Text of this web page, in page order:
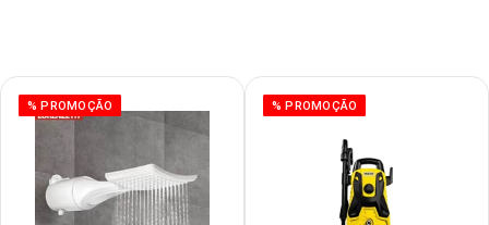
% PROMOÇÃO % PROMOÇÃO